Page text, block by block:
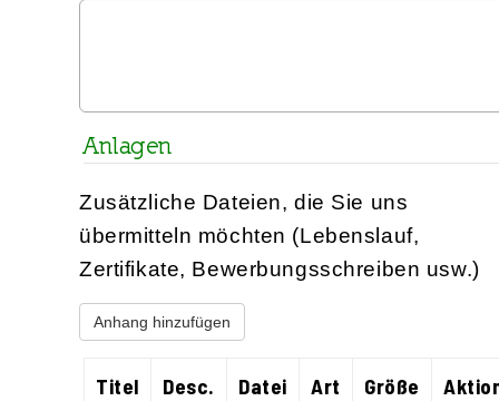
Anlagen
Zusätzliche Dateien, die Sie uns
übermitteln möchten (Lebenslauf,
Zertifikate, Bewerbungsschreiben usw.)
Anhang hinzufügen
Titel Desc. Datei Art Größe